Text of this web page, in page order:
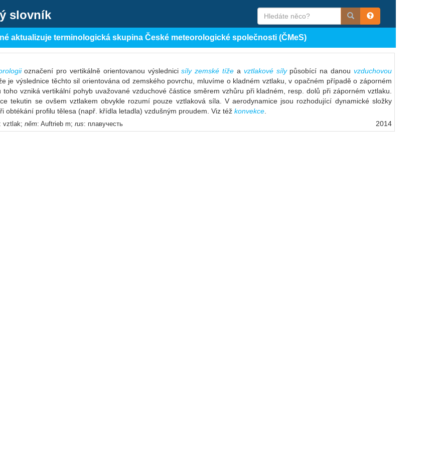
slovník
aktualizuje terminologická skupina České meteorologické společnosti (ČMeS)
označení pro vertikálně orientovanou výslednicisíly zemské tíže a vztlakové sílypůsobící na danou vzduchovou
je výslednice těchto sil orientována od zemského povrchu, mluvíme o kladném vztlaku, v opačném případě o záporném
toho vzniká vertikální pohyb uvažované vzduchové částice směrem vzhůru při kladném, resp. dolů při záporném vztlaku.
tekutin se ovšem vztlakem obvykle rozumí pouze vztlaková síla. V aerodynamice jsou rozhodující dynamické složky
obtékání profilu tělesa (např. křídla letadla) vzdušným proudem. Viz též konvekce
: vztlak; něm: Auftrieb m; rus: плавучесть 2014